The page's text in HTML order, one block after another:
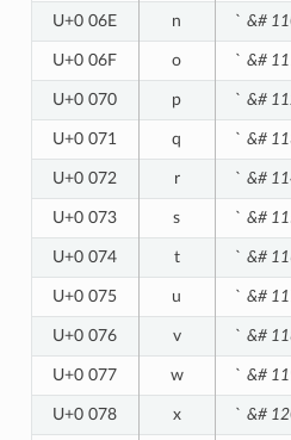
U+0 06E n ` &#
U+0 06F o ` &#
U+0 070 p ` &#
U+0 071 q ` &#
U+0 072 r ` &#
U+0 073 s ` &#
U+0 074 t `&#
U+0 075 u ` &#
U+0 076 v ` &#
U+0 077 w ` &#
U+0 078 x ` &#